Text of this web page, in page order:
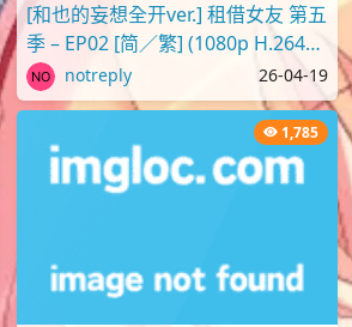
[和也的妄想全开ver.] 租借女友 第五
季 – EP02 [简／繁] (1080p H.264
AAC SRTx2) {出租女友 | 彼..
notreply 26-04-19
1,785